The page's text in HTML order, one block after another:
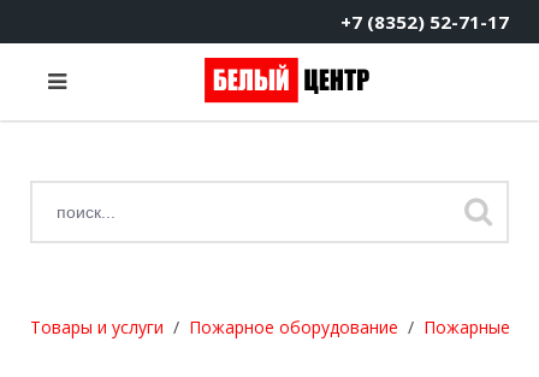
+7 (8352) 52-71-17
Товары и услуги Пожарное оборудование Пожарные